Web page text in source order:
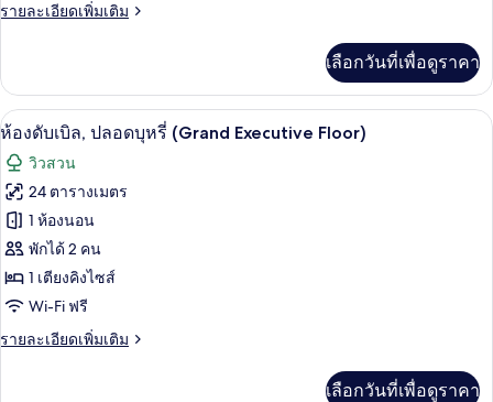
บุหรี่
Floor)
รายละเอียดเพิ่มเติม
ราย
เกี่ยว
กับ
ห้อง
ซิงเกิล,
ปลอด
บุหรี่
(Grand
Executive
Floor)
เลือกวันที่เพื่อดูราคา
เปิด
ภาพถ่าย
ทั้งหมด
ของ
ห้อง
ดับเบิล,
ปลอด
บุหรี่
ห้องดับเบิล, ปลอดบุหรี่ (Grand
11
ห้องดับเบิล, ปลอดบุหรี่ (Grand Executive Floor)
วิวสวน
24 ตารางเมตร
1 ห้องนอน
พักได้ 2 คน
1 เตียงคิงไซส์
Wi-Fi ฟรี
รายละเอียดเพิ่มเติม
ราย
เลือกวันที่เพื่อดูราคา